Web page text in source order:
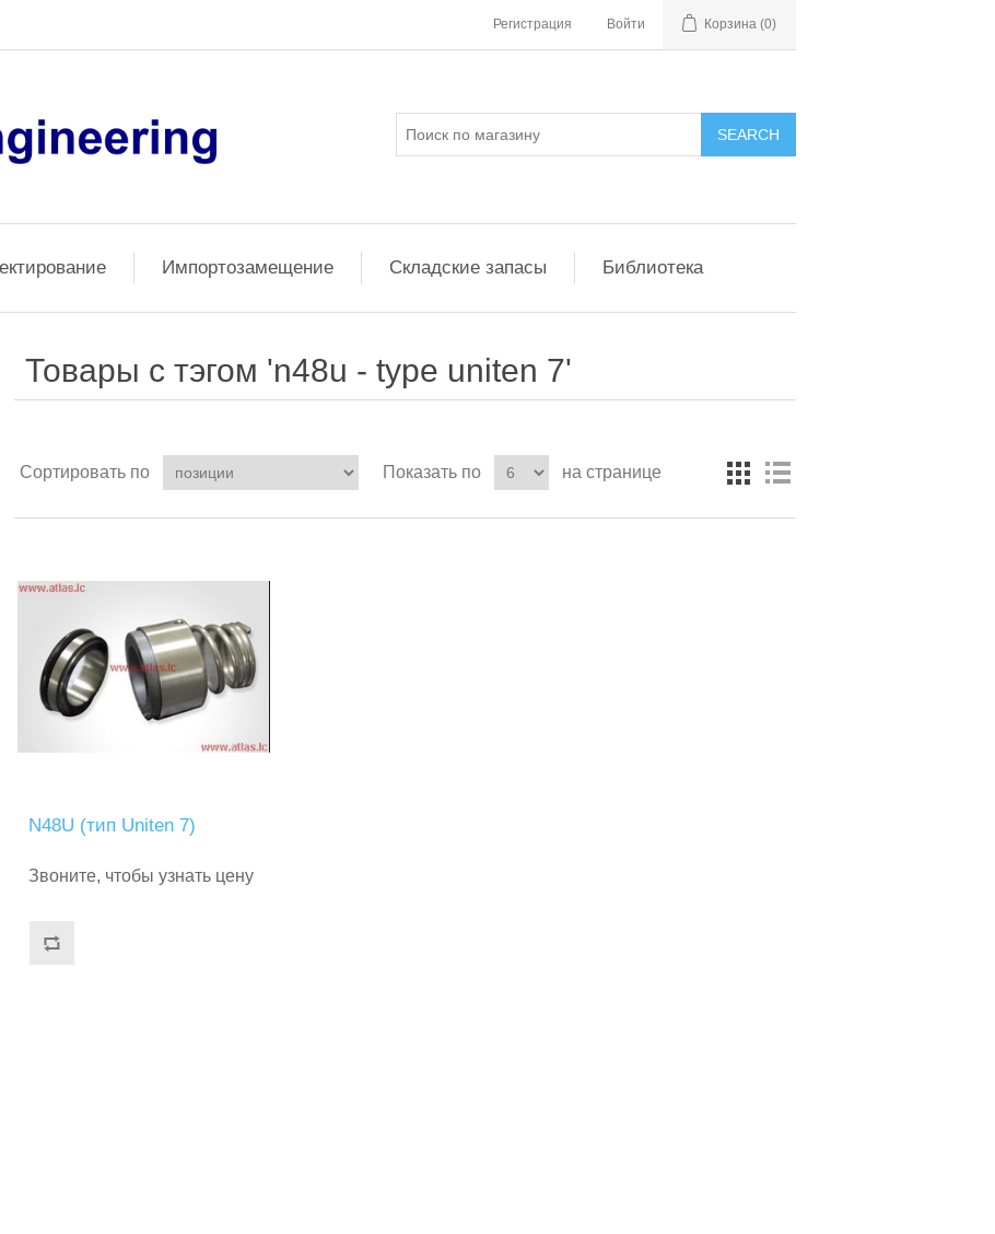
Регистрация Войти Корзина (0)
Импортозамещение Складские запасы Библиотека
Товары с тэгом 'n48u - type uniten 7'
Сортировать по Показать по на странице
N48U (тип Uniten 7)
Звоните, чтобы узнать цену